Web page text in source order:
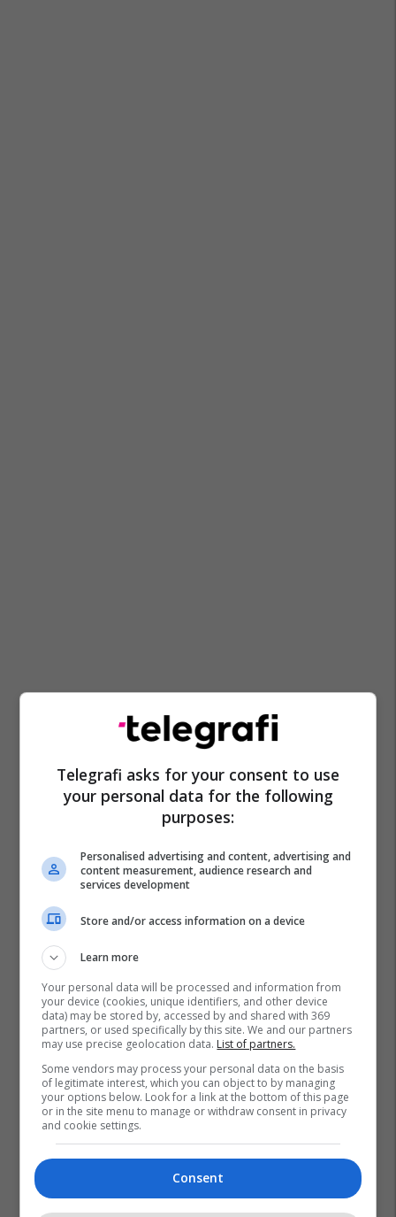
Anisa Ismajli Donat Qosja
Vedat Bajrami
Ganimete Jashanica
Leze Qena
Dhurojepërnanën
Shkëlzen Veseli
Telegrafi asks for your consent to use
your personal data for the following
purposes:
Personalised advertising and content, advertising and
content measurement, audience research and
services development
Store and/or access information on a device
Learn more
Your personal data will be processed and information from
your device (cookies, unique identifiers, and other device
data) may be stored by, accessed by and shared with 369
partners, or used specifically by this site. We and our partners
may use precise geolocation data. List of partners.
Some vendors may process your personal data on the basis
of legitimate interest, which you can object to by managing
your options below. Look for a link at the bottom of this page
or in the site menu to manage or withdraw consent in privacy
and cookie settings.
Consent